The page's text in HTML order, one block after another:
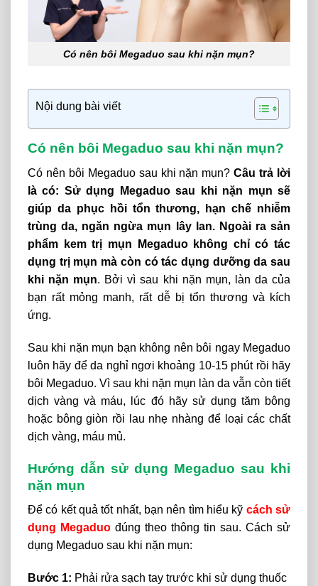
Có nên bôi Megaduo sau khi nặn mụn?
Nội dung bài viết
Có nên bôi Megaduo sau khi nặn mụn?
Có nên bôi Megaduo sau khi nặn mụn?Câu trả lời
là có: Sử dụng Megaduo sau khi nặn mụn sẽ
giúp da phục hồi tổn thương, hạn chế nhiễm
trùng da, ngăn ngừa mụn lây lan. Ngoài ra sản
phẩm kem trị mụn Megaduo không chỉ có tác
dụng trị mụn mà còn có tác dụng dưỡng da sau
khi nặn mụn. Bởi vì sau khi nặn mụn, làn da của
bạn rất mỏng manh, rất dễ bị tổn thương và kích
ứng.
Sau khi nặn mụn bạn không nên bôi ngay Megaduo
luôn hãy để da nghỉ ngơi khoảng 10-15 phút rồi hãy
bôi Megaduo. Vì sau khi nặn mụn làn da vẫn còn tiết
dịch vàng và máu, lúc đó hãy sử dụng tăm bông
hoặc bông giòn rồi lau nhẹ nhàng để loại các chất
dịch vàng, máu mủ.
Hướng dẫn sử dụng Megaduo sau khi
nặn mụn
Để có kết quả tốt nhất, bạn nên tìm hiểu kỹ cách sử
dụng Megaduo đúng theo thông tin sau. Cách sử
dụng Megaduo sau khi nặn mụn:
Bước 1: Phải rửa sạch tay trước khi sử dụng thuốc